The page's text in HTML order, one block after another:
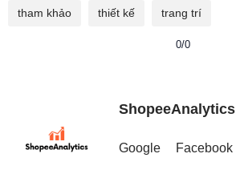
tham khảo thiết kế trang trí
0/0
ShopeeAnalytics
Google Facebook